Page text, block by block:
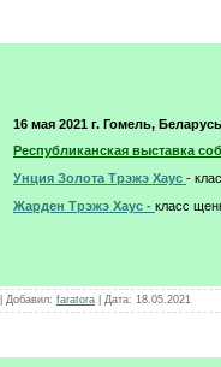
16 мая 2021 г. Гомель, Беларусь
Республиканская выставка
Унция Золота Трэжэ Хаус -
Жарден Трэжэ Хаус - класс
Добавил: faratora Дата: 18.05.2021